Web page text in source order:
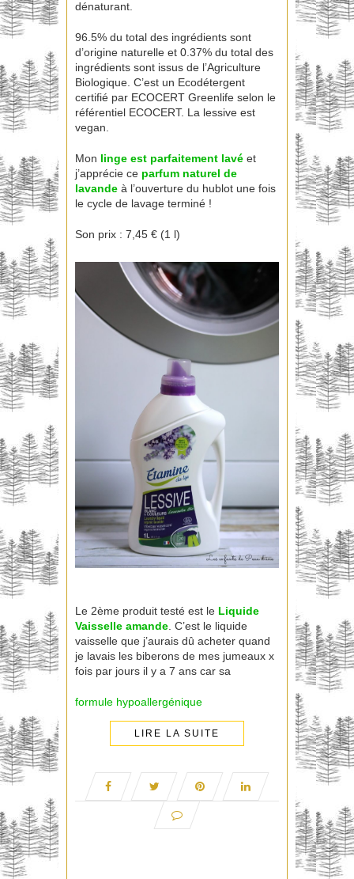
dénaturant.
96.5% du total des ingrédients sont
d’origine naturelle et 0.37% du total des
ingrédients sont issus de l’Agriculture
Biologique. C’est un Ecodétergent
certifié par ECOCERT Greenlife selon le
référentiel ECOCERT. La lessive est
vegan.
Mon linge est parfaitement lavé et
j’apprécie ce parfum naturel de
lavande à l’ouverture du hublot une fois
le cycle de lavage terminé !
Son prix : 7,45 € (1 l)
Le 2ème produit testé est le Liquide
Vaisselle amande . C’est le liquide
vaisselle que j’aurais dû acheter quand
je lavais les biberons de mes jumeaux x
fois par jours il y a 7 ans car sa
formule hypoallergénique
LIRE LA SUITE